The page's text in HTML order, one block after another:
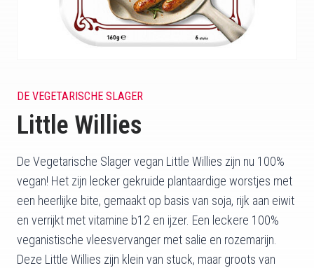
DE VEGETARISCHE SLAGER
Little Willies
De Vegetarische Slager vegan Little Willies zijn nu 100%
vegan! Het zijn lecker gekruide plantaardige worstjes met
een heerlijke bite, gemaakt op basis van soja, rijk aan eiwit
en verrijkt met vitamine b12 en ijzer. Een leckere 100%
veganistische vleesvervanger met salie en rozemarijn.
Deze Little Willies zijn klein van stuck, maar groots van